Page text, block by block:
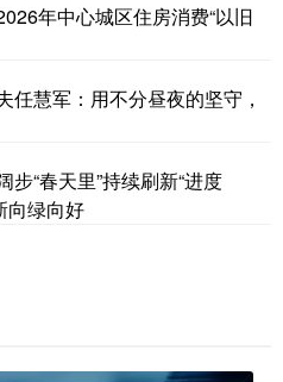
年中心城区住房消费“以旧
慧军：用不分昼夜的坚守，
“春天里”持续刷新“进度
向绿向好